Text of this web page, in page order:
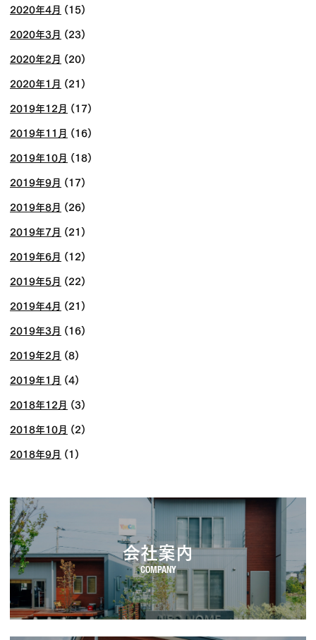
2020年4月 (15)
2020年3月 (23)
2020年2月 (20)
2020年1月 (21)
2019年12月 (17)
2019年11月 (16)
2019年10月 (18)
2019年9月 (17)
2019年8月 (26)
2019年7月 (21)
2019年6月 (12)
2019年5月 (22)
2019年4月 (21)
2019年3月 (16)
2019年2月 (8)
2019年1月 (4)
2018年12月 (3)
2018年10月 (2)
2018年9月 (1)
会社案内